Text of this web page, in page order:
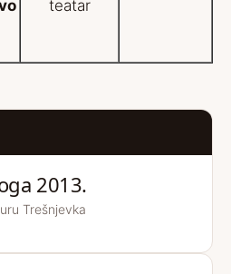
teatar
2013.
Trešnjevka